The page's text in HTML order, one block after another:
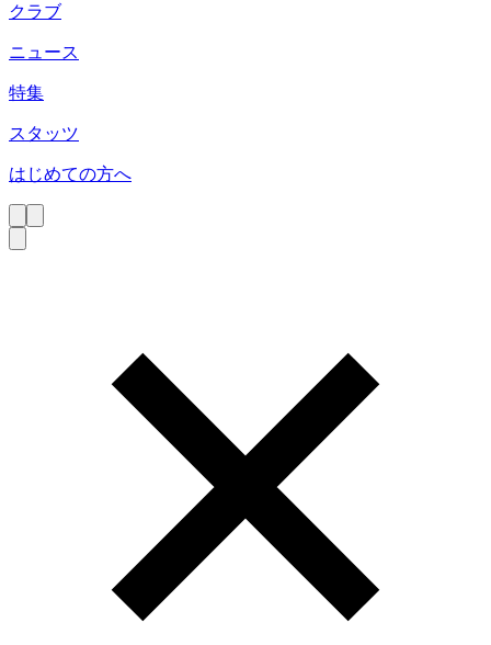
クラブ
ニュース
特集
スタッツ
はじめての方へ